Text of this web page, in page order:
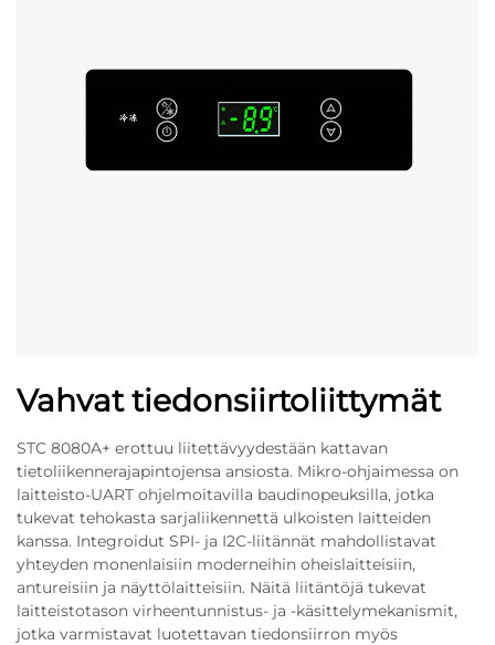
Vahvat tiedonsiirtoliittymät
STC 8080A+ erottuu liitettävyydestään kattavan
tietoliikennerajapintojensa ansiosta. Mikro-ohjaimessa on
laitteisto-UART ohjelmoitavilla baudinopeuksilla, jotka
tukevat tehokasta sarjaliikennettä ulkoisten laitteiden
kanssa. Integroidut SPI- ja I2C-liitännät mahdollistavat
yhteyden monenlaisiin moderneihin oheislaitteisiin,
antureisiin ja näyttölaitteisiin. Näitä liitäntöjä tukevat
laitteistotason virheentunnistus- ja -käsittelymekanismit,
jotka varmistavat luotettavan tiedonsiirron myös